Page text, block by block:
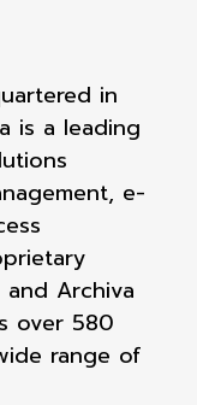
in
is a leading
e-
Archiva
over 580
range of